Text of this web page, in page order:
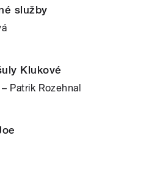
služby
Klukové
Patrik Rozehnal